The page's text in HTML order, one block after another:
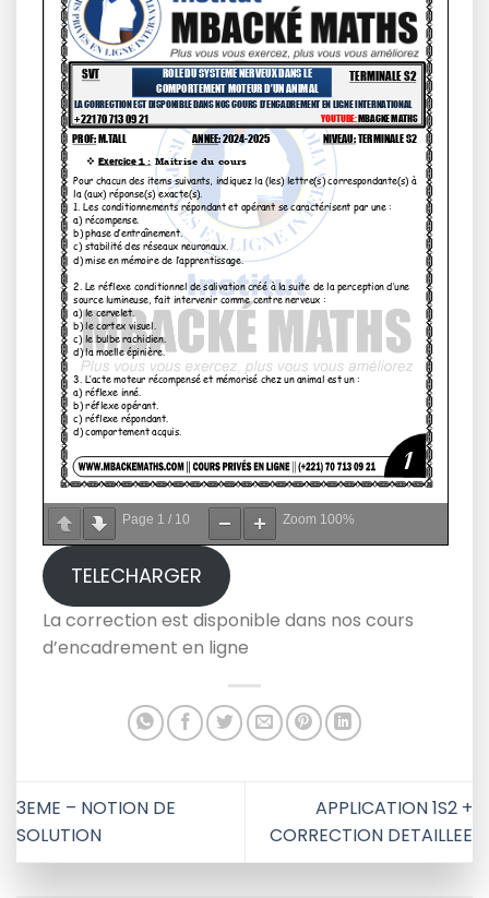
Page 1 / 10 Zoom 100%
TELECHARGER
La correction est disponible dans nos cours
d’encadrement en ligne
3EME – NOTION DE
SOLUTION
APPLICATION 1S2 +
CORRECTION DETAILLEE